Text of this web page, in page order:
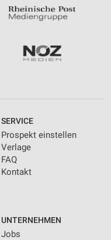
SERVICE
Prospekt einstellen
Verlage
FAQ
Kontakt
UNTERNEHMEN
Jobs